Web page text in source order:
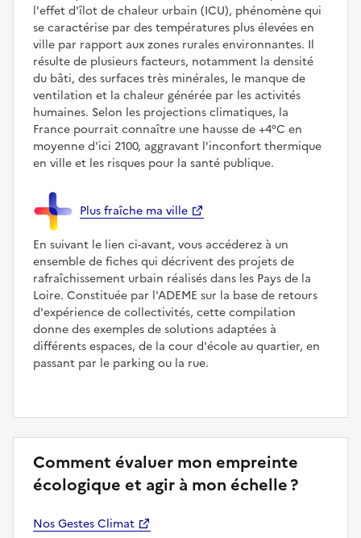
l'effet d'îlot de chaleur urbain (ICU), phénomène qui
se caractérise par des températures plus élevées en
ville par rapport aux zones rurales environnantes. Il
résulte de plusieurs facteurs, notamment la densité
du bâti, des surfaces très minérales, le manque de
ventilation et la chaleur générée par les activités
humaines. Selon les projections climatiques, la
France pourrait connaître une hausse de +4°C en
moyenne d'ici 2100, aggravant l'inconfort thermique
en ville et les risques pour la santé publique.
Plus fraîche ma ville
En suivant le lien ci-avant, vous accéderez à un
ensemble de fiches qui décrivent des projets de
rafraîchissement urbain réalisés dans les Pays de la
Loire. Constituée par l'ADEME sur la base de retours
d'expérience de collectivités, cette compilation
donne des exemples de solutions adaptées à
différents espaces, de la cour d'école au quartier, en
passant par le parking ou la rue.
Comment évaluer mon empreinte
écologique et agir à mon échelle ?
Nos Gestes Climat